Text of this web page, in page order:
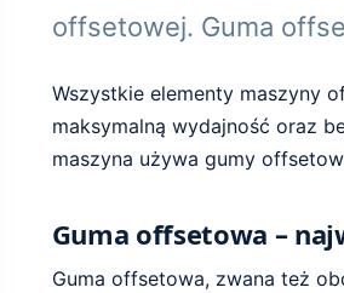
offsetowej. Guma
Wszystkie elementy maszyny
maksymalną wydajność oraz
maszyna używa gumy
Guma offsetowa –
Guma offsetowa, zwana też